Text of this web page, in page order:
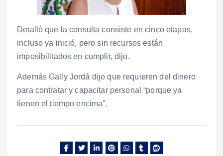
Detalló que la consulta consiste en cinco etapas,
incluso ya inició, pero sin recursos están
imposibilitados en cumplir, dijo.
Además Gally Jordá dijo que requieren del dinero
para contratar y capacitar personal “porque ya
tienen el tiempo encima”.